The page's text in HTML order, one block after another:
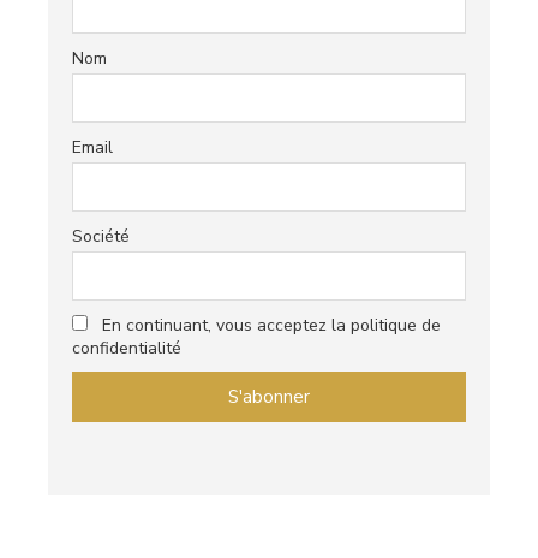
Nom
Email
Société
En continuant, vous acceptez la politique de
confidentialité